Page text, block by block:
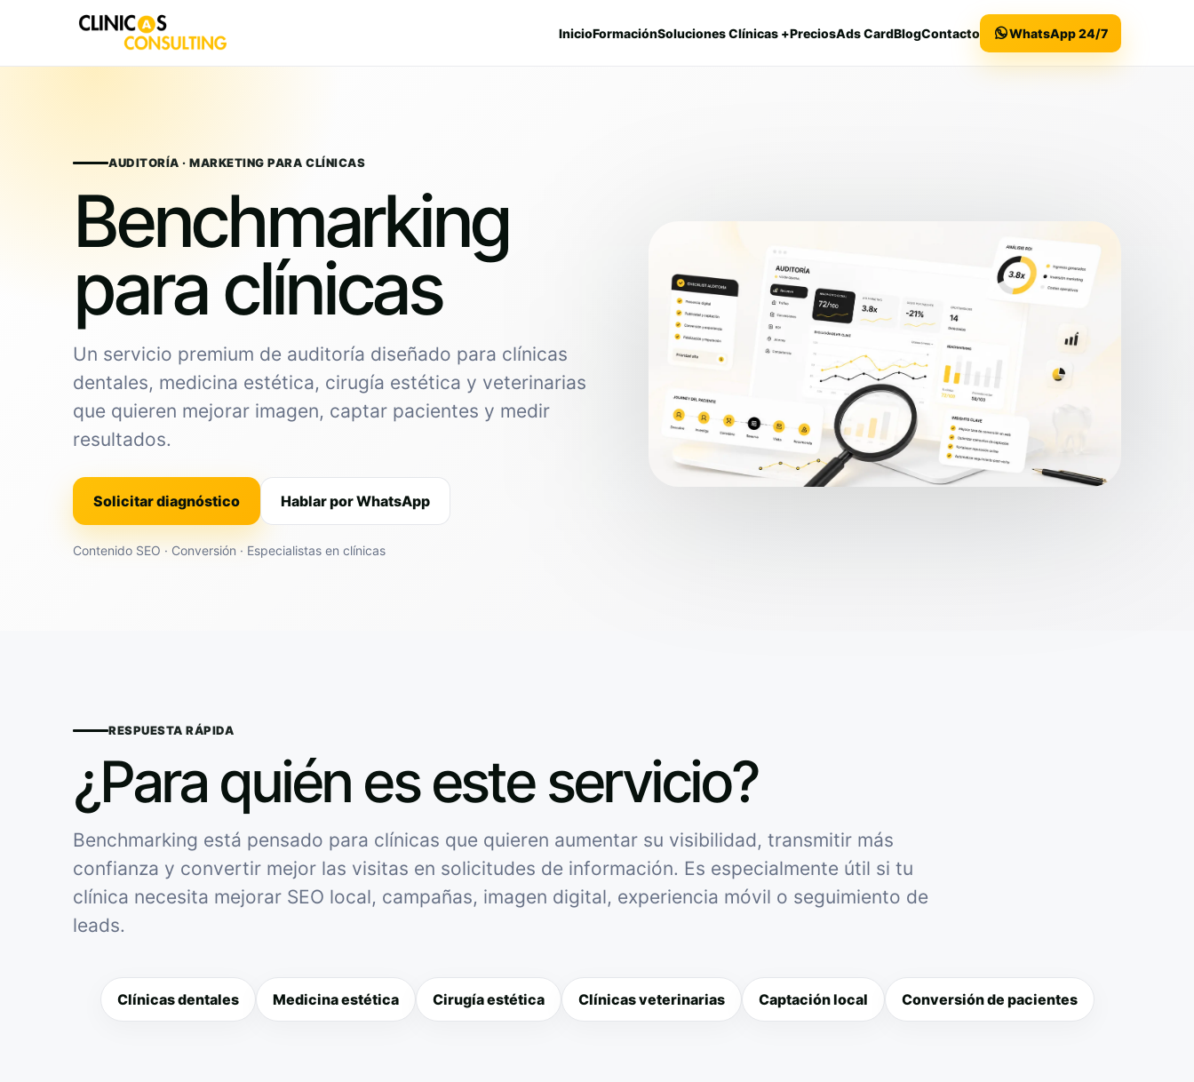
InicioFormaciónSoluciones Clínicas +PreciosAds CardBlogContacto WhatsApp 24/7
AUDITORÍA · MARKETING PARA CLÍNICAS
Benchmarking
para clínicas
Un servicio premium de auditoría diseñado para clínicas
dentales, medicina estética, cirugía estética y veterinarias
que quieren mejorar imagen, captar pacientes y medir
resultados.
Solicitar diagnóstico Hablar por WhatsApp
Contenido SEO · Conversión · Especialistas en clínicas
RESPUESTA RÁPIDA
¿Para quién es este servicio?
Benchmarking está pensado para clínicas que quieren aumentar su visibilidad, transmitir más
confianza y convertir mejor las visitas en solicitudes de información. Es especialmente útil si tu
clínica necesita mejorar SEO local, campañas, imagen digital, experiencia móvil o seguimiento de
leads.
Clínicas dentales Medicina estética Cirugía estética Clínicas veterinarias Captación local Conversión de pacientes